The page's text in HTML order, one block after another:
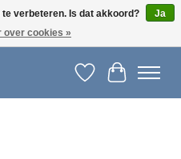
Verlanglijst
verbeteren. Is dat akkoord?
Ja
over cookies »